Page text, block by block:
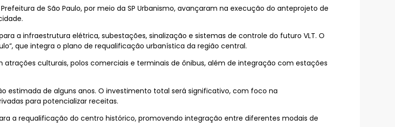
de São Paulo, por meio da SP Urbanismo, avançaram na execução do anteprojeto de
a infraestrutura elétrica, subestações, sinalização e sistemas de controle do futuro VLT. O
que integra o plano de requalificação urbanística da região central.
culturais, polos comerciais e terminais de ônibus, além de integração com estações
estimada de alguns anos. O investimento total será significativo, com foco na
para potencializar receitas.
a requalificação do centro histórico, promovendo integração entre diferentes modais de